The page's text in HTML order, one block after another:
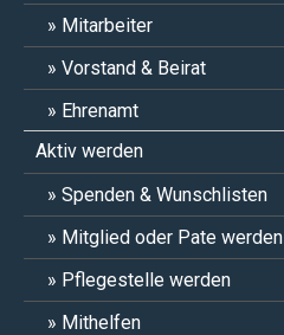
Mitarbeiter
Vorstand & Beirat
Ehrenamt
Aktiv werden
Spenden & Wunschlisten
Mitglied oder Pate werden
Pflegestelle werden
Mithelfen